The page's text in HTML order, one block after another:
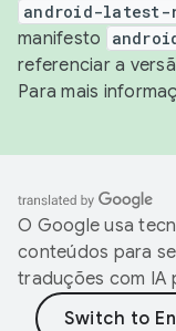
android-latest-
manifesto
referenciar a
Para mais
O Google usa
conteúdos para
traduções com IA